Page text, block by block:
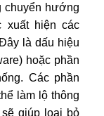
chuyển hướng
xuất hiện các
là dấu hiệu
hoặc phần
Các phần
làm lộ thông
giúp loại bỏ